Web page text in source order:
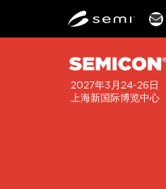
2027年3月24-26日
上海新国际博览中心